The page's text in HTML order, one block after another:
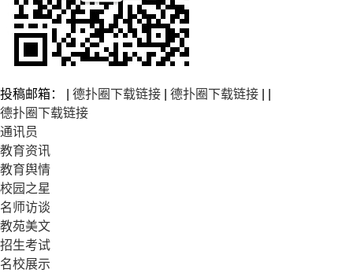
投稿邮箱： | 德扑圈下载链接 德扑圈下载链接
德扑圈下载链接
通讯员
教育资讯
教育舆情
校园之星
名师访谈
教苑美文
招生考试
名校展示